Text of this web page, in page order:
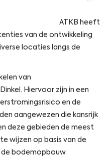
ATKB heeft
van de ontwikkeling
locaties langs de
van
Hiervoor zijn in een
en de
aangewezen die kansrijk
deze gebieden de meest
wijzen op basis van de
bodemopbouw.